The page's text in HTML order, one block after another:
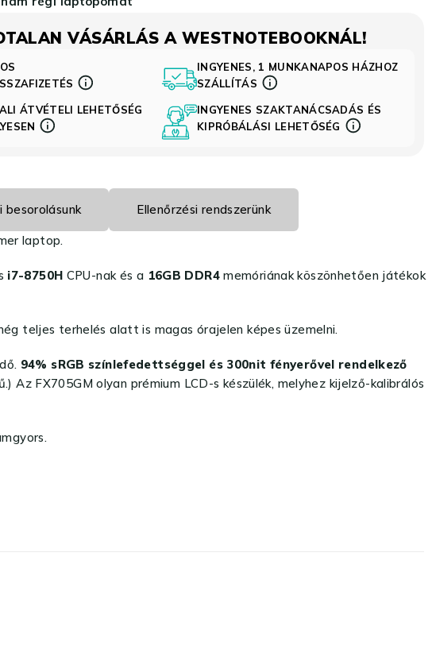
VÁSÁRLÁS A WESTNOTEBOOKNÁL!
INGYENES, 1 MUNKANAPOS HÁZHOZ
SZÁLLÍTÁS
ÁTVÉTELI LEHETŐSÉG
INGYENES SZAKTANÁCSADÁS ÉS
KIPRÓBÁLÁSI LEHETŐSÉG
besorolásunk Ellenőrzési rendszerünk
laptop.
i7-8750H CPU-nak és a 16GB DDR4memóriának köszönhetően játékok
teljes terhelés alatt is magas órajelen képes üzemelni.
94% sRGB színlefedettséggel és 300nit fényerővel rendelkező
FX705GM olyan prémium LCD-s készülék, melyhez kijelző-kalibrálós